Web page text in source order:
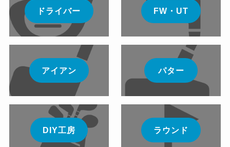
ドライバー
アイアン
DIY工房
FW・UT
パター
ラウンド